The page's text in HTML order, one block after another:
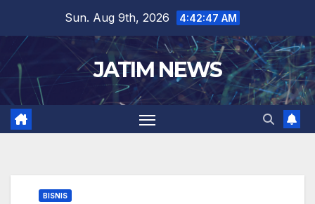
content
Sun. Aug 9th, 2026 4:42:48 AM
JATIM NEWS
BISNIS